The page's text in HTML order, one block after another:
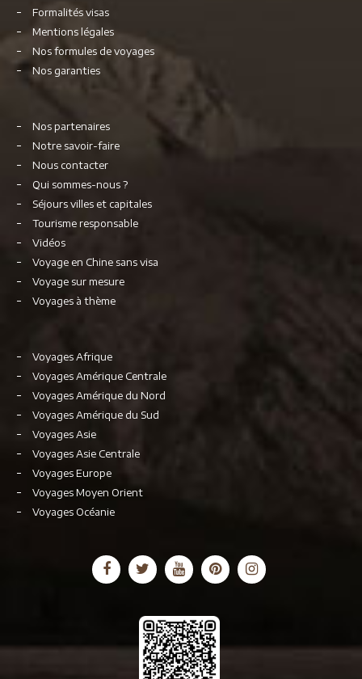
Formalités visas
Mentions légales
Nos formules de voyages
Nos garanties
Nos partenaires
Notre savoir-faire
Nous contacter
Qui sommes-nous ?
Séjours villes et capitales
Tourisme responsable
Vidéos
Voyage en Chine sans visa
Voyage sur mesure
Voyages à thème
Voyages Afrique
Voyages Amérique Centrale
Voyages Amérique du Nord
Voyages Amérique du Sud
Voyages Asie
Voyages Asie Centrale
Voyages Europe
Voyages Moyen Orient
Voyages Océanie